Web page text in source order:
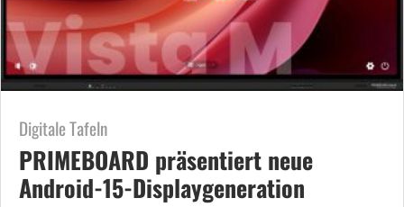
Digitale Tafeln
PRIMEBOARD präsentiert neue
Android-15-Displaygeneration